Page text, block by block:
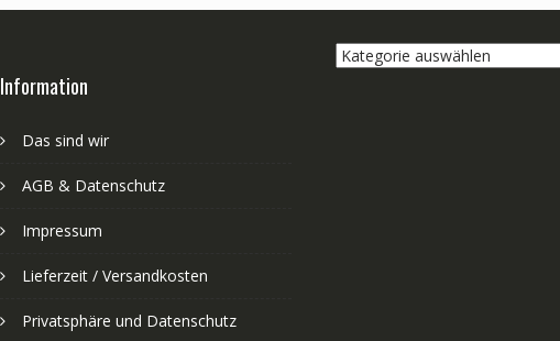
Information
Das sind wir
AGB & Datenschutz
Impressum
Lieferzeit / Versandkosten
Privatsphäre und Datenschutz
Kategorie